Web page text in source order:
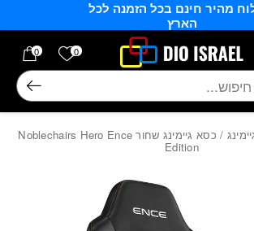
מהיר חינם בכל הזמנה לכל
הארץ
0 הרשימה
0
/ כסא גיימינג שחור Noblechairs Hero Ence
Edition